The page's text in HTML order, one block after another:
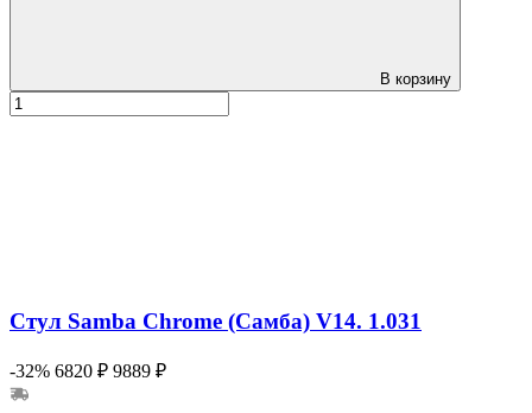
В корзину
Стул Samba Chrome (Самба) V14. 1.031
-32% 6820 ₽ 9889 ₽